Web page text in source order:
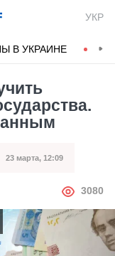
УКР
В УКРАИНЕ
23 марта, 12:09
АВТОР
3080